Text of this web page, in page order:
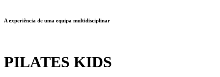
A experiência de uma equipa multidisciplinar
PILATES KIDS